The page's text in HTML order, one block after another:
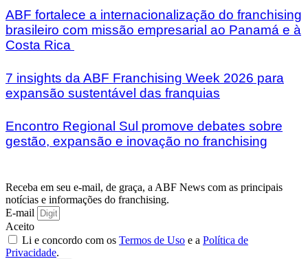
ABF fortalece a internacionalização do franchising
brasileiro com missão empresarial ao Panamá e à
Costa Rica
7 insights da ABF Franchising Week 2026 para
expansão sustentável das franquias
Encontro Regional Sul promove debates sobre
gestão, expansão e inovação no franchising
Receba em seu e-mail, de graça, a ABF News com as principais
notícias e informações do franchising.
E-mail
Aceito
Li e concordo com os Termos de Uso e a Política de
Privacidade.